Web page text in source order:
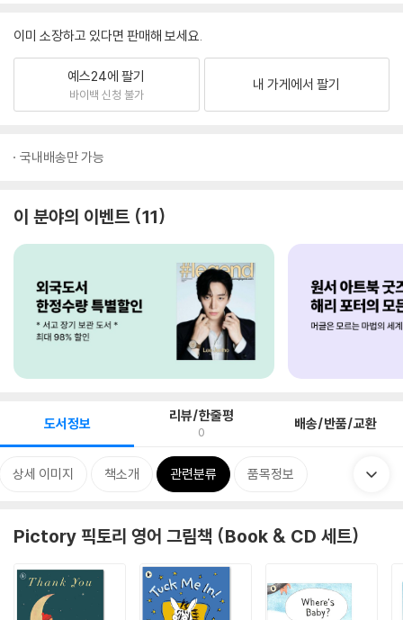
이미 소장하고 있다면 판매해 보세요.
예스24에 팔기
바이백 신청 불가
내 가게에서 팔기
국내배송만 가능
이 분야의 이벤트 11
도서정보 리뷰/한줄평
0 배송/반품/교환
상세 이미지 책소개 관련분류 품목정보
Pictory 픽토리 영어 그림책 (Book & CD 세트)